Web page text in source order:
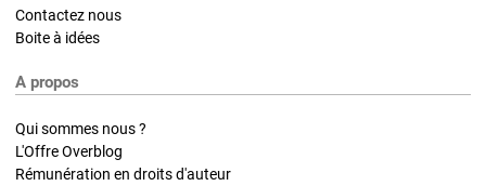
Contactez nous
Boite à idées
A propos
Qui sommes nous ?
L'Offre Overblog
Rémunération en droits d'auteur